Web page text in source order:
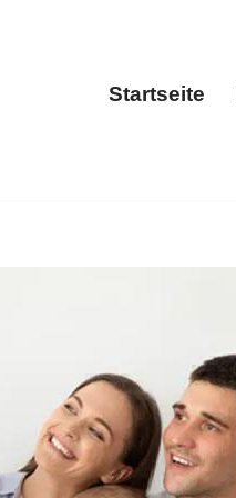
Startseite